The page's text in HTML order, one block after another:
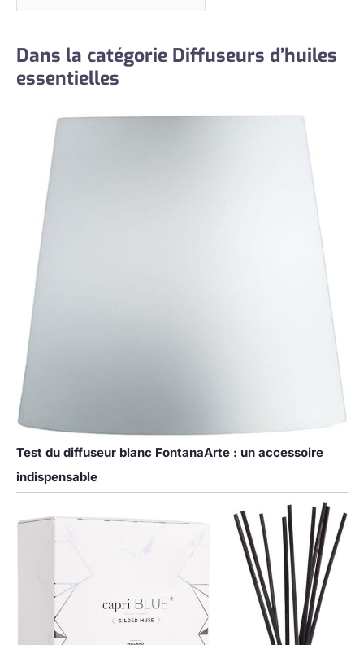
Dans la catégorie Diffuseurs d’huiles
essentielles
Test du diffuseur blanc FontanaArte : un accessoire
indispensable